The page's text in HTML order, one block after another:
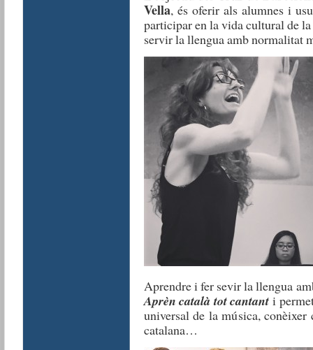
Vella, és oferir als alumnes i
participar en la vida cultural de
servir la llengua amb normalitat
Aprendre i fer sevir la llengua
Aprèn català tot cantant i
universal de la música,
catalana…